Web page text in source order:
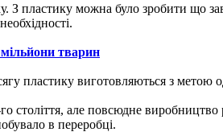
З пластику можна було зробити що
тварин
пластику виготовляються з
але повсюдне виробництво
в переробці.